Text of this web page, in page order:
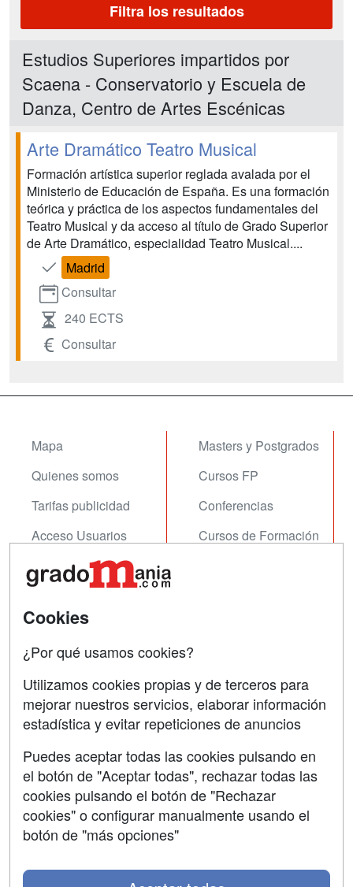
Filtra los resultados
Estudios Superiores impartidos por
Scaena - Conservatorio y Escuela de
Danza, Centro de Artes Escénicas
Arte Dramático Teatro Musical
Formación artística superior reglada avalada por el
Ministerio de Educación de España. Es una formación
teórica y práctica de los aspectos fundamentales del
Teatro Musical y da acceso al título de Grado Superior
de Arte Dramático, especialidad Teatro Musical....
Madrid
Consultar
240 ECTS
Consultar
Mapa
Quienes somos
Tarifas publicidad
Acceso Usuarios
Acceso Centros
Masters y Postgrados
Cursos FP
Conferencias
Cursos de Formación
Contactar
Copyleft
Grupo formazion:
Cookies
¿Por qué usamos cookies?
Utilizamos cookies propias y de terceros para
mejorar nuestros servicios, elaborar información
estadística y evitar repeticiones de anuncios
Puedes aceptar todas las cookies pulsando en
el botón de "Aceptar todas", rechazar todas las
cookies pulsando el botón de "Rechazar
cookies" o configurar manualmente usando el
botón de "más opciones"